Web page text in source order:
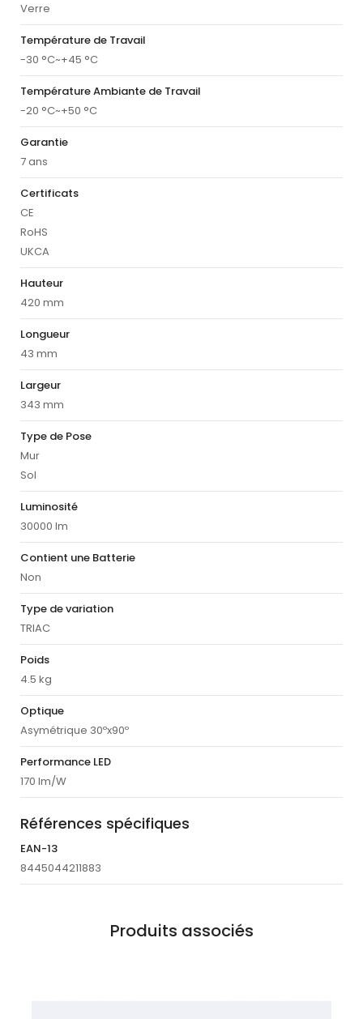
Verre
Température de Travail
-30 °C~+45 °C
Température Ambiante de Travail
-20 °C~+50 °C
Garantie
7 ans
Certificats
CE
RoHS
UKCA
Hauteur
420 mm
Longueur
43 mm
Largeur
343 mm
Type de Pose
Mur
Sol
Luminosité
30000 lm
Contient une Batterie
Non
Type de variation
TRIAC
Poids
4.5 kg
Optique
Asymétrique 30ºx90º
Performance LED
170 lm/W
Références spécifiques
EAN-13
8445044211883
Produits associés